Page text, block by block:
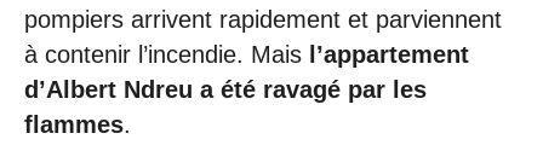
pompiers arrivent rapidement et parviennent
à contenir l’incendie. Mais l’appartement
d’Albert Ndreu a été ravagé par les
flammes.